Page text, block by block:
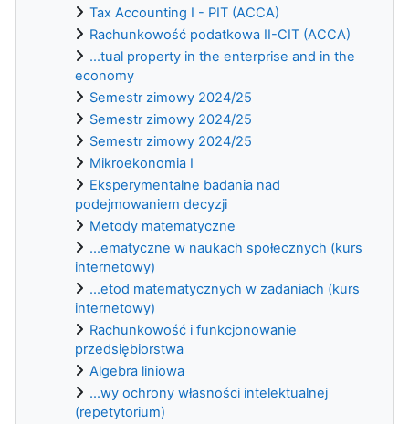
Tax Accounting I - PIT (ACCA)
Rachunkowość podatkowa II-CIT (ACCA)
...tual property in the enterprise and in the
economy
Semestr zimowy 2024/25
Semestr zimowy 2024/25
Semestr zimowy 2024/25
Mikroekonomia I
Eksperymentalne badania nad
podejmowaniem decyzji
Metody matematyczne
...ematyczne w naukach społecznych (kurs
internetowy)
...etod matematycznych w zadaniach (kurs
internetowy)
Rachunkowość i funkcjonowanie
przedsiębiorstwa
Algebra liniowa
...wy ochrony własności intelektualnej
(repetytorium)